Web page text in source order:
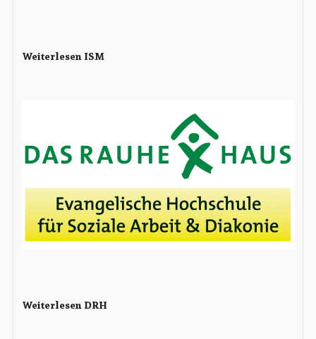
Weiterlesen ISM
Weiterlesen DRH